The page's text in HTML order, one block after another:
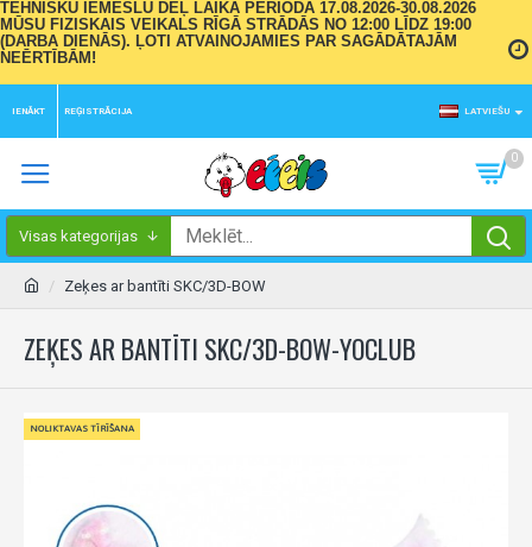
TEHNISKU IEMESLU DĒĻ LAIKA PERIODĀ 17.08.2026-30.08.2026
MŪSU FIZISKAIS VEIKALS RĪGĀ STRĀDĀS NO 12:00 LĪDZ 19:00
(DARBA DIENĀS). ĻOTI ATVAINOJAMIES PAR SAGĀDĀTAJĀM
NEĒRTĪBĀM!
IENĀKT REĢISTRĀCIJA LATVIEŠU
0
Visas kategorijas
Zeķes ar bantīti SKC/3D-BOW
ZEĶES AR BANTĪTI SKC/3D-BOW-YOCLUB
NOLIKTAVAS TĪRĪŠANA